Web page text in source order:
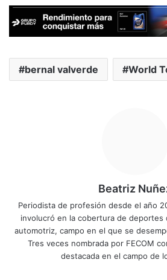
bernal valverde World
Beatriz
Periodista de profesión desde el año
involucró en la cobertura de deportes
automotriz, campo en el que se
Tres veces nombrada por FECOM
destacada en el campo de